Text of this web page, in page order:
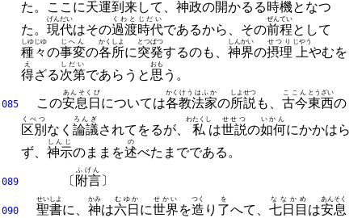
た。
ここに天運到来して、 神政の開かるる時機となつ
た。 現代
げんだい
はその過渡
くわと
時代
じだい
であるから、 その前程
ぜんてい
として
種々
しゆじゆ
の事変
じへん
の各所
かくしよ
に突発
とつぱつ
するのも、 神界
しんかい
の摂理
せつり
上
じやう
やむを
得
え
ざる次第
しだい
であらうと 思
おも
う。
085 この安息日
あんそくび
については各
かく
教法家
けうはふか
の所説
しよせつ
も、古今
ここん
東西
とうざい
の
区別
くべつ
なく 論議
ろんぎ
されてをるが、 私
わたくし
は世説
せせつ
の如何
いかん
にかかはら
ず、 神示
しんじ
のままを述
の
べたまでである。
089 〔 附言
ふげん
〕
090 聖書
せいしよ
に、神
かみ
は六日
むゆか
に世界
せかい
を造
つく
り 了
を
へて、七日目
ななかめ
は安息
あんそく